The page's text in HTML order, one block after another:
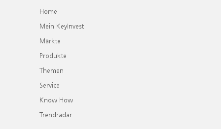
Home
Mein KeyInvest
Märkte
Produkte
Themen
Service
Know How
Trendradar